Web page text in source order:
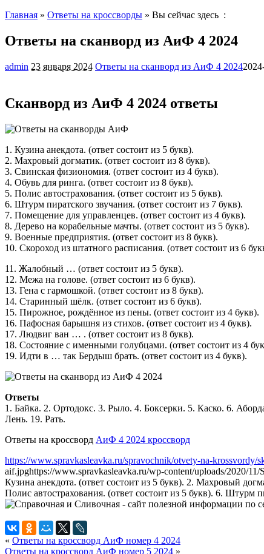
Главная » Ответы на кроссворды » Вы сейчас здесь :
Ответы на сканворд из АиФ 4 2024
admin 23 января 2024 Ответы на сканворд из АиФ 4 2024
Сканворд из АиФ 4 2024 ответы
1. Кузина анекдота. (ответ состоит из 5 букв).
2. Махровый догматик. (ответ состоит из 8 букв).
3. Свинская физиономия. (ответ состоит из 4 букв).
4. Обувь для ринга. (ответ состоит из 8 букв).
5. Полис автострахования. (ответ состоит из 5 букв).
6. Штурм пиратского звучания. (ответ состоит из 7 букв).
7. Помещение для управленцев. (ответ состоит из 4 букв).
8. Дерево на корабельные мачты. (ответ состоит из 5 букв).
9. Военные предприятия. (ответ состоит из 8 букв).
10. Скороход из штатного расписания. (ответ состоит из 6
11. Жалобный … (ответ состоит из 5 букв).
12. Межа на голове. (ответ состоит из 6 букв).
13. Гена с гармошкой. (ответ состоит из 8 букв).
14. Старинный шёлк. (ответ состоит из 6 букв).
15. Пирожное, рождённое из пены. (ответ состоит из 4 букв).
16. Пафосная барышня из стихов. (ответ состоит из 4 букв).
17. Людвиг ван … . (ответ состоит из 8 букв).
18. Состояние с именными голубцами. (ответ состоит из 4
19. Идти в … так Бердыш брать. (ответ состоит из 4 букв).
Ответы
1. Байка. 2. Ортодокс. 3. Рыло. 4. Боксерки. 5. Каско. 6.
Лень. 19. Рать.
Ответы на кроссворд АиФ 4 2024 кроссворд
https://www.spravkasleavka.ru/spravochnik/otvety-na-krossvordy/
aif.jpghttps://www.spravkasleavka.ru/wp-content/uploads/2020/
Кузина анекдота. (ответ состоит из 5 букв). 2. Махровый
Полис автострахования. (ответ состоит из 5 букв). 6. Штурм
« Ответы на кроссворд АиФ номер 4 2024
Ответы на кроссворд АиФ номер 5 2024 »